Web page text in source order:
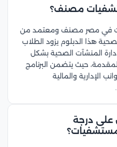
مصنف؟
في مصر مصنف ومعتمد من
هذا الدبلوم يزود الطلاب
المنشآت الصحية بشكل
حيث يتضمن البرنامج
الإدارية والمالية
درجة